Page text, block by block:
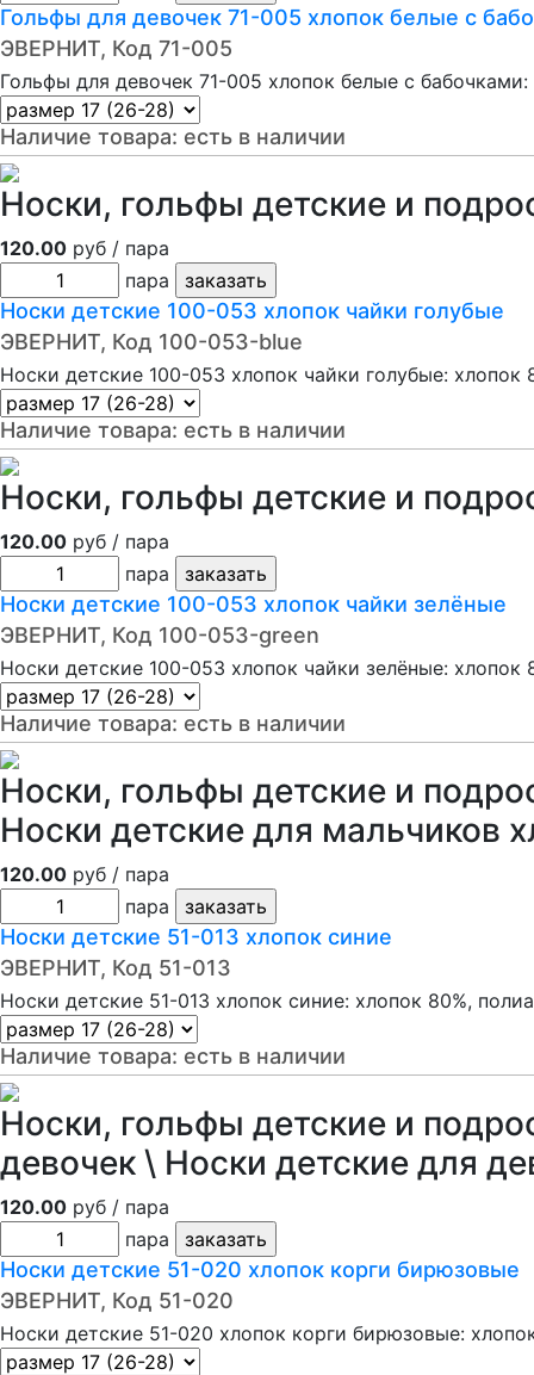
Гольфы для девочек 71-005 хлопок белые с
ЭВЕРНИТ, Код 71-005
Гольфы для девочек 71-005 хлопок белые с
Наличие товара: есть в наличии
Носки, гольфы детские и
120.00 руб / пара
пара
Носки детские 100-053 хлопок чайки голубые
ЭВЕРНИТ, Код 100-053-blue
Носки детские 100-053 хлопок чайки голубые: хлопок
Наличие товара: есть в наличии
Носки, гольфы детские и
120.00 руб / пара
пара
Носки детские 100-053 хлопок чайки зелёные
ЭВЕРНИТ, Код 100-053-green
Носки детские 100-053 хлопок чайки зелёные: хлопок
Наличие товара: есть в наличии
Носки, гольфы детские и
Носки детские для мальчиков
120.00 руб / пара
пара
Носки детские 51-013 хлопок синие
ЭВЕРНИТ, Код 51-013
Носки детские 51-013 хлопок синие: хлопок 80%,
Наличие товара: есть в наличии
Носки, гольфы детские и
девочек \ Носки детские для
120.00 руб / пара
пара
Носки детские 51-020 хлопок корги бирюзовые
ЭВЕРНИТ, Код 51-020
Носки детские 51-020 хлопок корги бирюзовые: